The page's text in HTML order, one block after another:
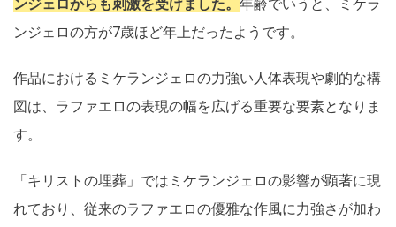
ンジェロからも刺激を受けました。 年齢でいうと、ミケラ
ンジェロの方が7歳ほど年上だったようです。
作品におけるミケランジェロの力強い人体表現や劇的な構
図は、ラファエロの表現の幅を広げる重要な要素となりま
す。
「キリストの埋葬」ではミケランジェロの影響が顕著に現
れており、従来のラファエロの優雅な作風に力強さが加わ